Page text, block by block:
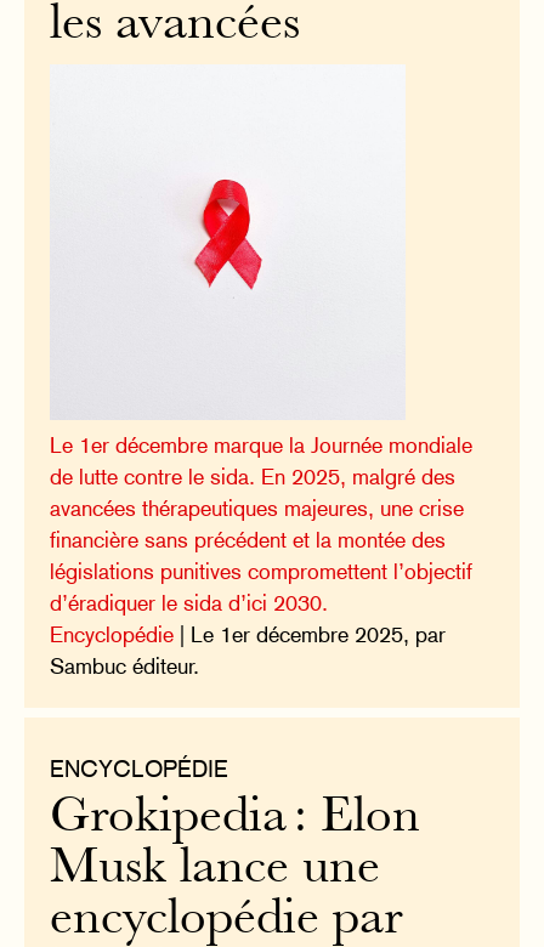
les avancées
Le 1er décembre marque la Journée mondiale
de lutte contre le sida. En 2025, malgré des
avancées thérapeutiques majeures, une crise
financière sans précédent et la montée des
législations punitives compromettent l’objectif
d’éradiquer le sida d’ici 2030.
Encyclopédie | Le 1er décembre 2025, par
Sambuc éditeur.
ENCYCLOPÉDIE
Grokipedia : Elon
Musk lance une
encyclopédie par